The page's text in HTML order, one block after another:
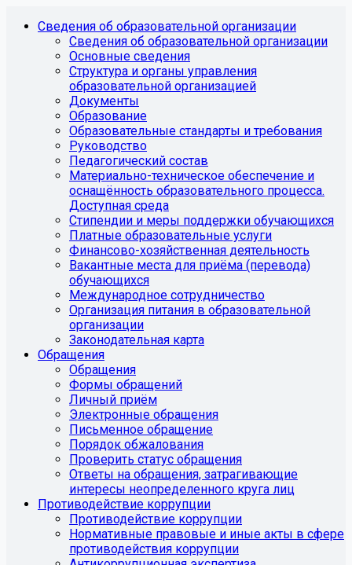
Сведения об образовательной организации
Сведения об образовательной организации
Основные сведения
Структура и органы управления
образовательной организацией
Документы
Образование
Образовательные стандарты и требования
Руководство
Педагогический состав
Материально-техническое обеспечение и
оснащённость образовательного процесса.
Доступная среда
Стипендии и меры поддержки обучающихся
Платные образовательные услуги
Финансово-хозяйственная деятельность
Вакантные места для приёма (перевода)
обучающихся
Международное сотрудничество
Организация питания в образовательной
организации
Законодательная карта
Обращения
Обращения
Формы обращений
Личный приём
Электронные обращения
Письменное обращение
Порядок обжалования
Проверить статус обращения
Ответы на обращения, затрагивающие
интересы неопределенного круга лиц
Противодействие коррупции
Противодействие коррупции
Нормативные правовые и иные акты в сфере
противодействия коррупции